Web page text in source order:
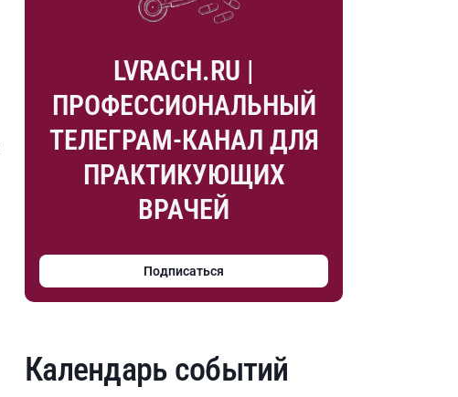
LVRACH.RU |
ПРОФЕССИОНАЛЬНЫЙ
ТЕЛЕГРАМ-КАНАЛ ДЛЯ
ПРАКТИКУЮЩИХ
ВРАЧЕЙ
Подписаться
Календарь событий